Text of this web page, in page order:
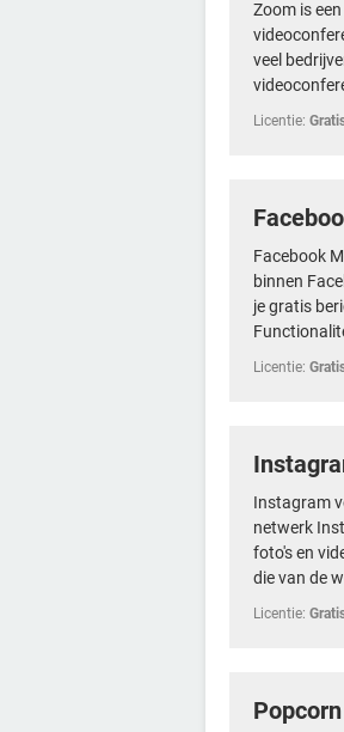
Zoom is
veel
Licentie:
Facebook
binnen
je gratis
Licentie:
Instagram
netwerk
foto's en
die van de
Licentie: